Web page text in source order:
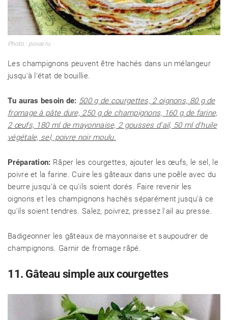
Photo : povar.ru
Les champignons peuvent être hachés dans un mélangeur
jusqu'à l'état de bouillie.
Tu auras besoin de: 500 g de courgettes, 2 oignons, 80 g de
fromage à pâte dure, 250 g de champignons, 160 g de farine,
2 œufs, 180 ml de mayonnaise, 2 gousses d'ail, 50 ml d'huile
végétale, sel, poivre noir moulu.
Préparation: Râper les courgettes, ajouter les œufs, le sel, le
poivre et la farine. Cuire les gâteaux dans une poêle avec du
beurre jusqu'à ce qu'ils soient dorés. Faire revenir les
oignons et les champignons hachés séparément jusqu'à ce
qu'ils soient tendres. Salez, poivrez, pressez l'ail au presse.
Badigeonner les gâteaux de mayonnaise et saupoudrer de
champignons. Garnir de fromage râpé.
11. Gâteau simple aux courgettes